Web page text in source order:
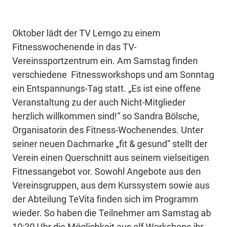
Oktober lädt der TV Lemgo zu einem
Fitnesswochenende in das TV-
Vereinssportzentrum ein. Am Samstag finden
verschiedene Fitnessworkshops und am Sonntag
ein Entspannungs-Tag statt. „Es ist eine offene
Veranstaltung zu der auch Nicht-Mitglieder
herzlich willkommen sind!“ so Sandra Bölsche,
Organisatorin des Fitness-Wochenendes. Unter
seiner neuen Dachmarke „fit & gesund“ stellt der
Verein einen Querschnitt aus seinem vielseitigen
Fitnessangebot vor. Sowohl Angebote aus den
Vereinsgruppen, aus dem Kurssystem sowie aus
der Abteilung TeVita finden sich im Programm
wieder. So haben die Teilnehmer am Samstag ab